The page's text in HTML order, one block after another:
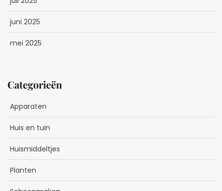
juni 2025
mei 2025
Categorieën
Apparaten
Huis en tuin
Huismiddeltjes
Planten